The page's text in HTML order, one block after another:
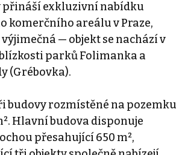
přináší exkluzivní nabídku
komerčního areálu v Praze,
— objekt se nachází v
parků Folimanka a
(Grébovka).
budovy rozmístěné na pozemku
Hlavní budova disponuje
přesahující 650 m²,